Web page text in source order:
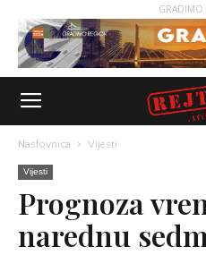
GRADIMO
Naslovnica Vijesti
Vijesti
Prognoza
narednu